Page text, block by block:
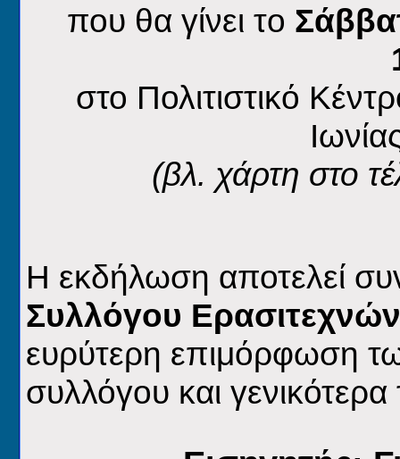
που θα γίνει τo
στο Πολιτιστικό
(βλ. χάρτη στο
Η εκδήλωση αποτελεί
Συλλόγου
ευρύτερη επιμόρφωση
συλλόγου και